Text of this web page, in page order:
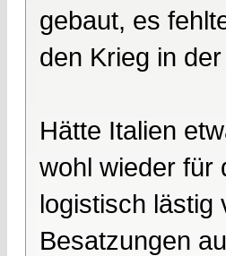
gebaut, es
den Krieg in
Hätte Italien
wohl wieder für
logistisch lästig
Besatzungen